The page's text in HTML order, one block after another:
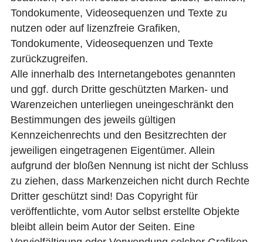
Tondokumente, Videosequenzen und Texte zu
nutzen oder auf lizenzfreie Grafiken,
Tondokumente, Videosequenzen und Texte
zurückzugreifen.
Alle innerhalb des Internetangebotes genannten
und ggf. durch Dritte geschützten Marken- und
Warenzeichen unterliegen uneingeschränkt den
Bestimmungen des jeweils gültigen
Kennzeichenrechts und den Besitzrechten der
jeweiligen eingetragenen Eigentümer. Allein
aufgrund der bloßen Nennung ist nicht der Schluss
zu ziehen, dass Markenzeichen nicht durch Rechte
Dritter geschützt sind! Das Copyright für
veröffentlichte, vom Autor selbst erstellte Objekte
bleibt allein beim Autor der Seiten. Eine